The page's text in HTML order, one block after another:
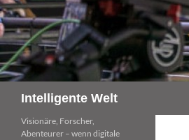
Intelligente Welt
Visionäre, Forscher,
Abenteurer – wenn digitale